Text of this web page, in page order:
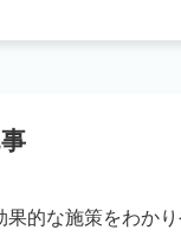
的な施策をわか